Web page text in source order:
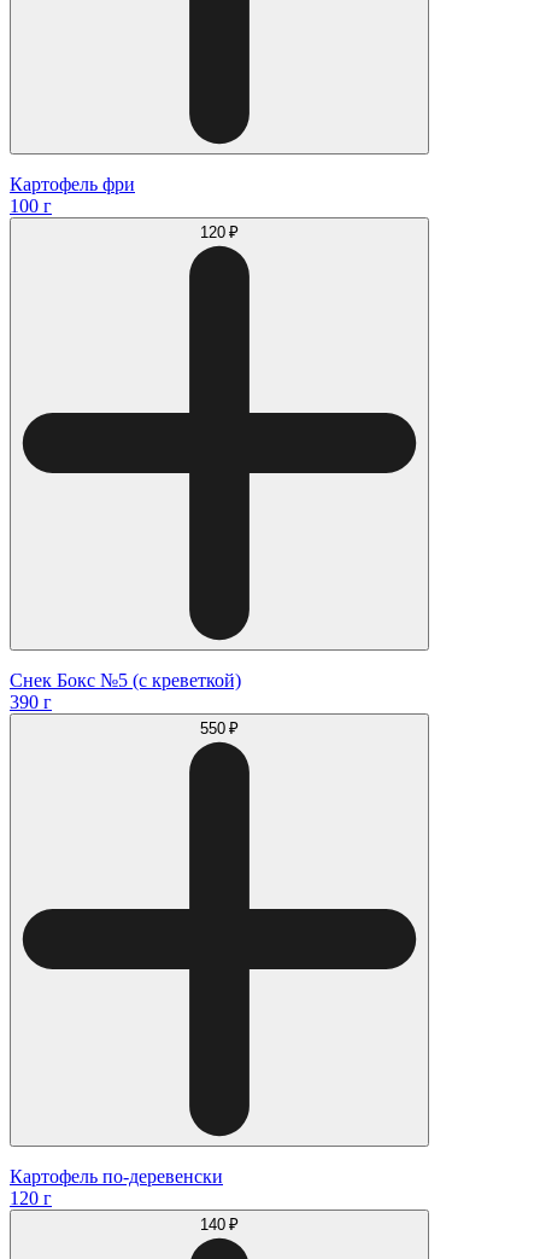
Картофель фри
100 г
120 ₽
Снек Бокс №5 (с креветкой)
390 г
550 ₽
Картофель по-деревенски
120 г
140 ₽